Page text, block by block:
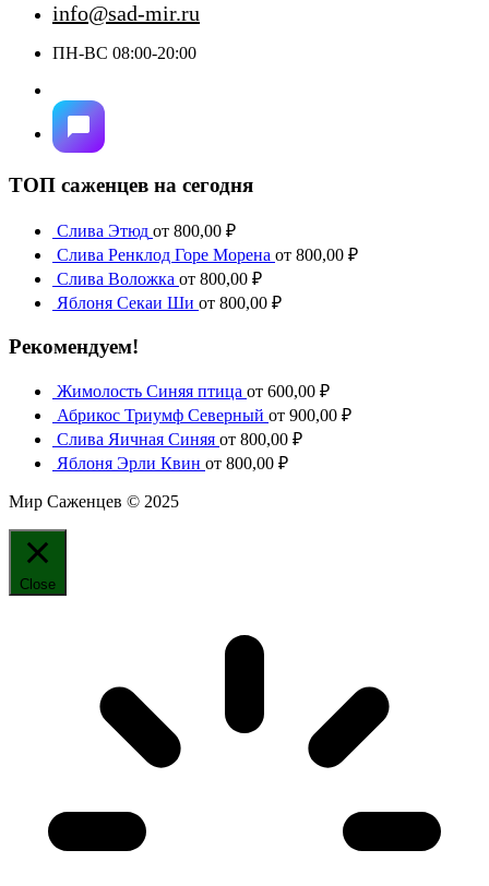
info@sad-mir.ru
ПН-ВС 08:00-20:00
ТОП саженцев на сегодня
Слива Этюд от 800,00 ₽
Слива Ренклод Горе Морена от 800,00 ₽
Слива Воложка от 800,00 ₽
Яблоня Секаи Ши от 800,00 ₽
Рекомендуем!
Жимолость Синяя птица от 600,00 ₽
Абрикос Триумф Северный от 900,00 ₽
Слива Яичная Синяя от 800,00 ₽
Яблоня Эрли Квин от 800,00 ₽
Мир Саженцев © 2025
Close